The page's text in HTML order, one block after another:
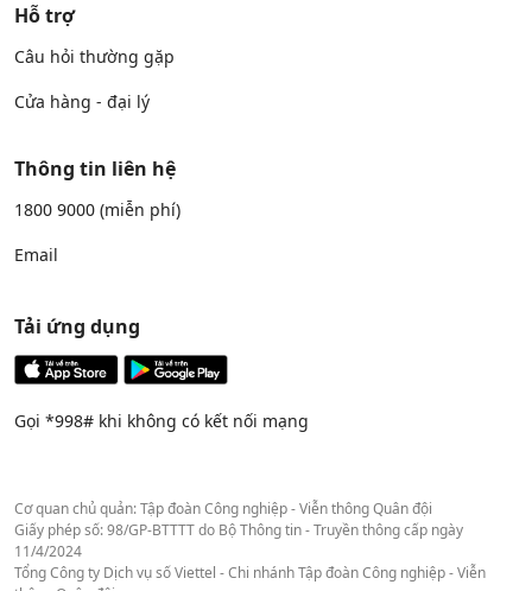
Hỗ trợ
Câu hỏi thường gặp
Cửa hàng - đại lý
Thông tin liên hệ
1800 9000 (miễn phí)
Email
Tải ứng dụng
Gọi *998# khi không có kết nối mạng
Cơ quan chủ quản: Tập đoàn Công nghiệp - Viễn thông Quân đội
Giấy phép số: 98/GP-BTTTT do Bộ Thông tin - Truyền thông cấp ngày
11/4/2024
Tổng Công ty Dịch vụ số Viettel - Chi nhánh Tập đoàn Công nghiệp - Viễn